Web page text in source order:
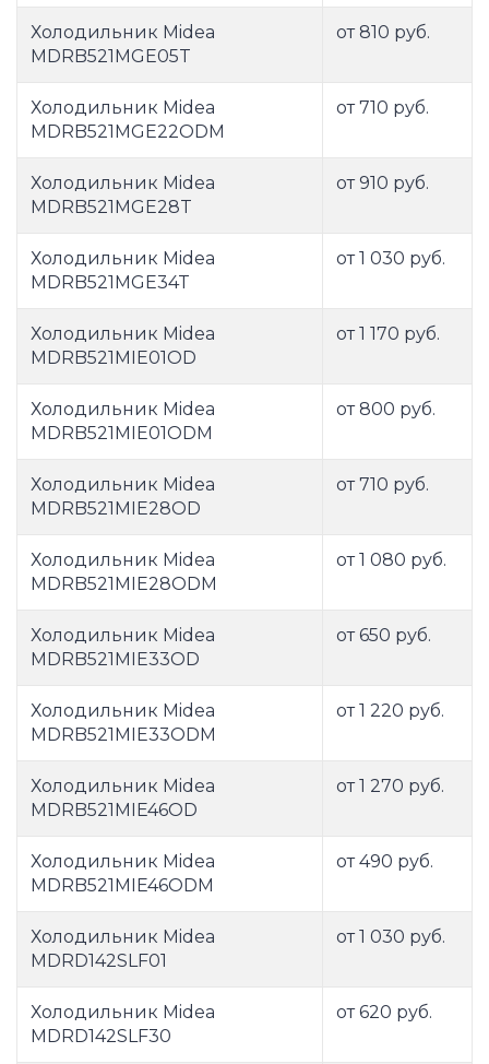
Холодильник Midea
MDRB521MGE05T
от 810 руб.
Холодильник Midea
MDRB521MGE22ODM
от 710 руб.
Холодильник Midea
MDRB521MGE28T
от 910 руб.
Холодильник Midea
MDRB521MGE34T
от 1 030 руб.
Холодильник Midea
MDRB521MIE01OD
от 1 170 руб.
Холодильник Midea
MDRB521MIE01ODM
от 800 руб.
Холодильник Midea
MDRB521MIE28OD
от 710 руб.
Холодильник Midea
MDRB521MIE28ODM
от 1 080 руб.
Холодильник Midea
MDRB521MIE33OD
от 650 руб.
Холодильник Midea
MDRB521MIE33ODM
от 1 220 руб.
Холодильник Midea
MDRB521MIE46OD
от 1 270 руб.
Холодильник Midea
MDRB521MIE46ODM
от 490 руб.
Холодильник Midea
MDRD142SLF01
от 1 030 руб.
Холодильник Midea
MDRD142SLF30
от 620 руб.